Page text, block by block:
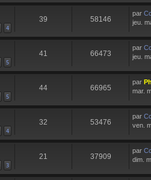
4
39 58146
par
jeu.
5
41 66473
par
jeu.
5
44 66965
par
mar.
4
32 53476
par
ven.
3
21 37909
par
dim.